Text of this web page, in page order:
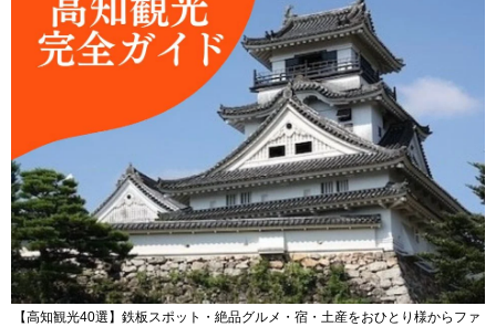
【高知観光40選】鉄板スポット・絶品グルメ・宿・土産をおひとり様からファ